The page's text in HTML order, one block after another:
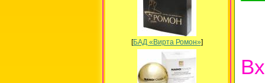
[БАД «Вирта Ромон»]